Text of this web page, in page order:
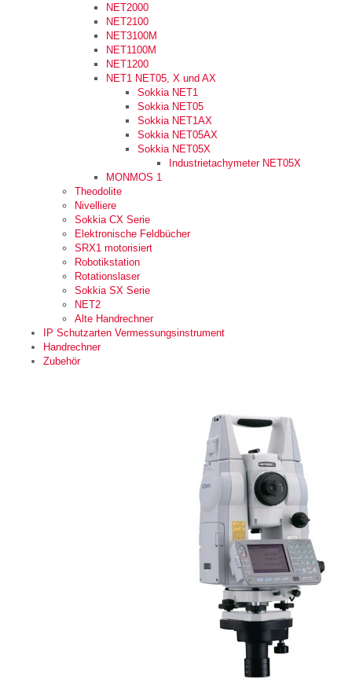
NET2000
NET2100
NET3100M
NET1100M
NET1200
NET1 NET05, X und AX
Sokkia NET1
Sokkia NET05
Sokkia NET1AX
Sokkia NET05AX
Sokkia NET05X
Industrietachymeter NET05X
MONMOS 1
Theodolite
Nivelliere
Sokkia CX Serie
Elektronische Feldbücher
SRX1 motorisiert
Robotikstation
Rotationslaser
Sokkia SX Serie
NET2
Alte Handrechner
IP Schutzarten Vermessungsinstrument
Handrechner
Zubehör